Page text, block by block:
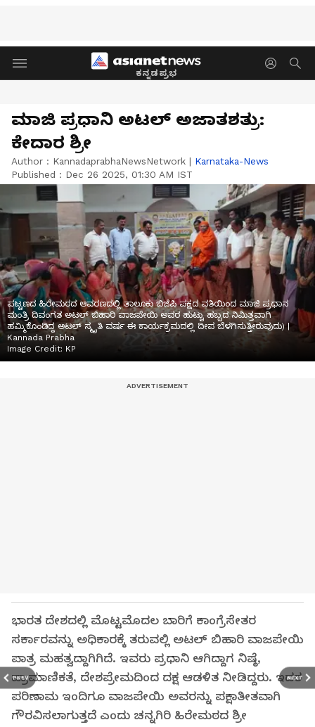
ಕನ್ನಡಪ್ರಭ
PREV NEXT
ಮಾಜಿ ಪ್ರಧಾನಿ ಅಟಲ್‌ ಅಜಾತಶತ್ರು:
ಕೇದಾರ ಶ್ರೀ
Author : KannadaprabhaNewsNetwork | Karnataka-News
Published : Dec 26 2025, 01:30 AM IST
ಪಟ್ಟಣದ ಹಿರೇಮಠದ ಆವರಣದಲ್ಲಿ ತಾಲೂಕು ಬಿಜೆಪಿ ಪಕ್ಷದ ವತಿಯಿಂದ ಮಾಜಿ ಪ್ರಧಾನ
ಮಂತ್ರಿ ದಿವಂಗತ ಅಟಲ್ ಬಿಹಾರಿ ವಾಜಪೇಯಿ ಅವರ ಹುಟ್ಟು ಹಬ್ಬದ ನಿಮಿತ್ತವಾಗಿ
ಹಮ್ಮಿಕೊಂಡಿದ್ದ ಅಟಲ್ ಸ್ಮೃತಿ ವರ್ಷ ಈ ಕಾರ್ಯಕ್ರಮದಲ್ಲಿ ದೀಪ ಬೆಳಗಿಸುತ್ತೀರುವುದು) |
Kannada Prabha
Image Credit: KP
ಭಾರತ ದೇಶದಲ್ಲಿ ಮೊಟ್ಟಮೊದಲ ಬಾರಿಗೆ ಕಾಂಗ್ರೆಸೇತರ
ಸರ್ಕಾರವನ್ನು ಅಧಿಕಾರಕ್ಕೆ ತರುವಲ್ಲಿ ಅಟಲ್ ಬಿಹಾರಿ ವಾಜಪೇಯಿ
ಪಾತ್ರ ಮಹತ್ವದ್ದಾಗಿಗಿದೆ. ಇವರು ಪ್ರಧಾನಿ ಆಗಿದ್ದಾಗ ನಿಷ್ಠೆ,
ಪ್ರಾಮಾಣಿಕತೆ, ದೇಶಪ್ರೇಮದಿಂದ ದಕ್ಷ ಆಡಳಿತ ನೀಡಿದ್ದರು. ಇದರ
ಪರಿಣಾಮ ಇಂದಿಗೂ ವಾಜಪೇಯಿ ಅವರನ್ನು ಪಕ್ಷಾತೀತವಾಗಿ
ಗೌರವಿಸಲಾಗುತ್ತದೆ ಎಂದು ಚನ್ನಗಿರಿ ಹಿರೇಮಠದ ಶ್ರೀ